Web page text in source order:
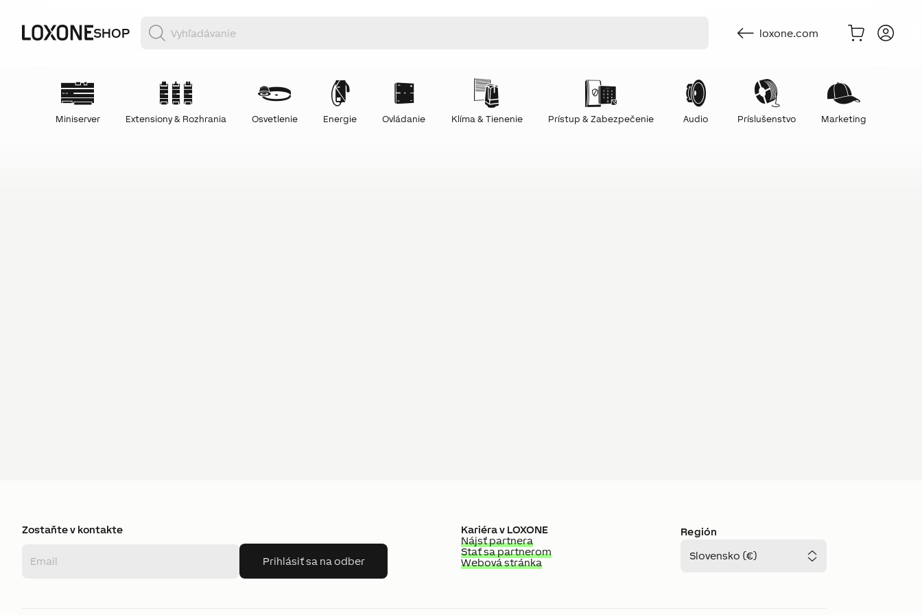
SHOP loxone.com
Miniserver Extensiony & Rozhrania Osvetlenie Energie Ovládanie Klíma & Tienenie Prístup & Zabezpečenie Audio Príslušenstvo Marketing
Zostaňte v kontakte
Prihlásiť sa na odber
Kariéra v LOXONE
Nájsť partnera
Stať sa partnerom
Webová stránka
Región
Slovensko (€)